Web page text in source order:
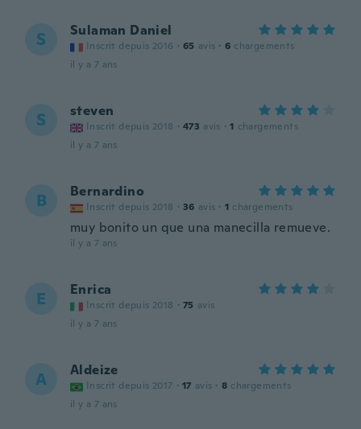
S Sulaman Daniel
Inscrit depuis 2016 · 65 avis · 6 chargements
il y a 7 ans
S steven
Inscrit depuis 2018 · 473 avis · 1 chargements
il y a 7 ans
B Bernardino
Inscrit depuis 2018 · 36 avis · 1 chargements
muy bonito un que una manecilla remueve.
il y a 7 ans
E Enrica
Inscrit depuis 2018 · 75 avis
il y a 7 ans
A Aldeize
Inscrit depuis 2017 · 17 avis · 8 chargements
il y a 7 ans